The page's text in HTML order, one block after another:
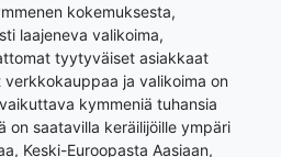
kokemuksesta,
laajeneva valikoima,
tyytyväiset asiakkaat
ja valikoima on
kymmeniä tuhansia
on saatavilla keräilijöille ympäri
Keski-Euroopasta Aasiaan,